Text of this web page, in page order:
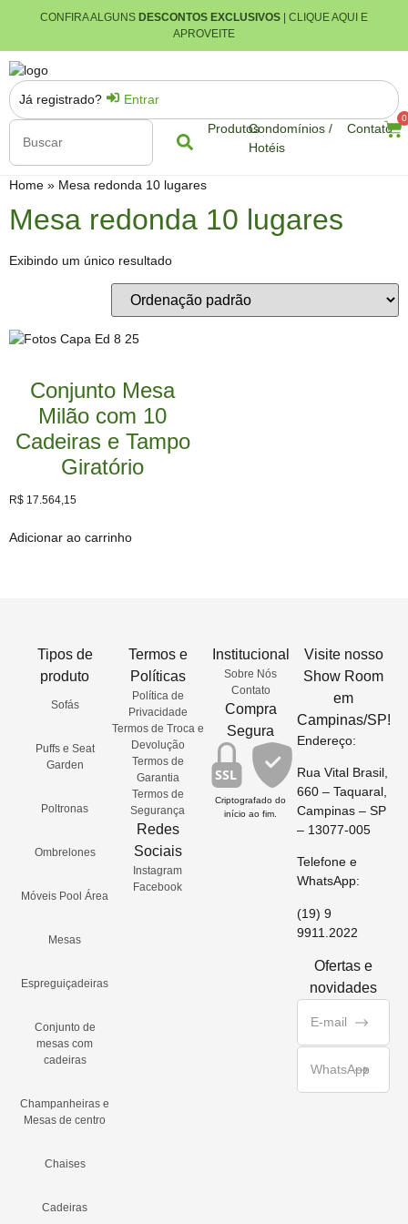
CONFIRA ALGUNS DESCONTOS EXCLUSIVOS | CLIQUE AQUI E
APROVEITE
ProdutosCondomínios /
Hotéis
Contato
0
Já registrado? Entrar
Home » Mesa redonda 10 lugares
Mesa redonda 10 lugares
Exibindo um único resultado
Conjunto Mesa
Milão com 10
Cadeiras e Tampo
Giratório
R$ 17.564,15
Adicionar ao carrinho
Tipos de
produto
Sofás
Puffs e Seat
Garden
Poltronas
Ombrelones
Móveis Pool Área
Mesas
Espreguiçadeiras
Conjunto de
mesas com
cadeiras
Champanheiras e
Mesas de centro
Chaises
Cadeiras
Termos e
Políticas
Política de
Privacidade
Termos de Troca e
Devolução
Termos de
Garantia
Termos de
Segurança
Redes
Sociais
Instagram
Facebook
Institucional
Sobre Nós
Contato
Compra
Segura
SSL
Criptografado do
início ao fim.
Visite nosso
Show Room
em
Campinas/SP!
Endereço:
Rua Vital Brasil,
660 – Taquaral,
Campinas – SP
– 13077-005
Telefone e
WhatsApp:
(19) 9
9911.2022
Ofertas e
novidades